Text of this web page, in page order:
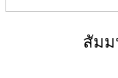
สัมม